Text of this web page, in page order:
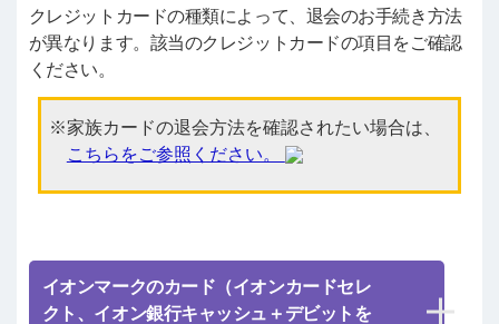
クレジットカードの種類によって、退会のお手続き方法
が異なります。該当のクレジットカードの項目をご確認
ください。
家族カードの退会方法を確認されたい場合は、
こちらをご参照ください。
イオンマークのカード（イオンカードセレ
クト、イオン銀行キャッシュ＋デビットを